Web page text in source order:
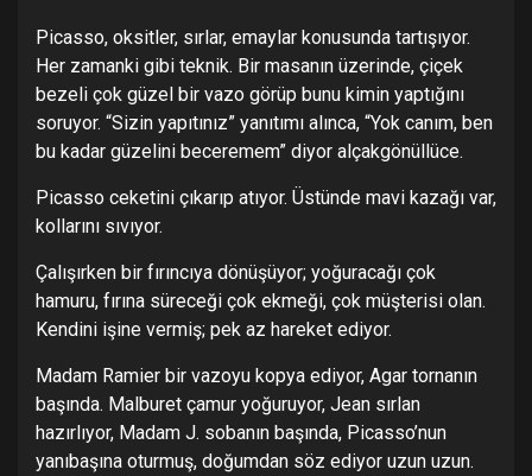
Picasso, oksitler, sırlar, emaylar konusunda tartışıyor.
Her zamanki gibi teknik. Bir masanın üzerinde, çiçek
bezeli çok güzel bir vazo görüp bunu kimin yaptığını
soruyor. “Sizin yapıtınız” yanıtımı alınca, “Yok canım, ben
bu kadar güzelini beceremem” diyor alçakgönüllüce.
Picasso ceketini çıkarıp atıyor. Üstünde mavi kazağı var,
kollarını sıvıyor.
Çalışırken bir fırıncıya dönüşüyor; yoğuracağı çok
hamuru, fırına süreceği çok ekmeği, çok müşterisi olan.
Kendini işine vermiş; pek az hareket ediyor.
Madam Ramier bir vazoyu kopya ediyor, Agar tornanın
başında. Malburet çamur yoğuruyor, Jean sırlan
hazırlıyor, Madam J. sobanın başında, Picasso’nun
yanıbaşına oturmuş, doğumdan söz ediyor uzun uzun.